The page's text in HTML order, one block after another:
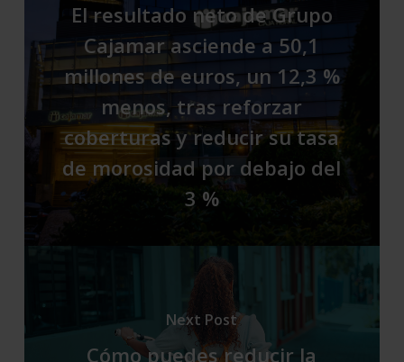
El resultado neto de Grupo
Cajamar asciende a 50,1
millones de euros, un 12,3 %
menos, tras reforzar
coberturas y reducir su tasa
de morosidad por debajo del
3 %
Next Post
Cómo puedes reducir la